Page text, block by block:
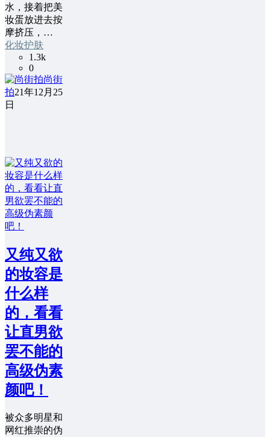
水，接着把美
妆蛋放进去按
摩挤压，…
化妆护肤
1.3k
0
尚街
拍21年12月25
日
又纯又欲
的妆容是
什么样
的，看看
让直男欲
罢不能的
高级伪素
颜吧！
被众多明星和
网红推崇的伪